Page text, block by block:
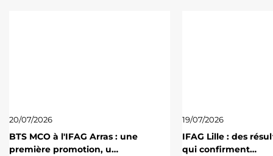
20/07/2026
BTS MCO à l'IFAG Arras : une
première promotion, u…
19/07/2026
IFAG Lille : des
qui confirment…